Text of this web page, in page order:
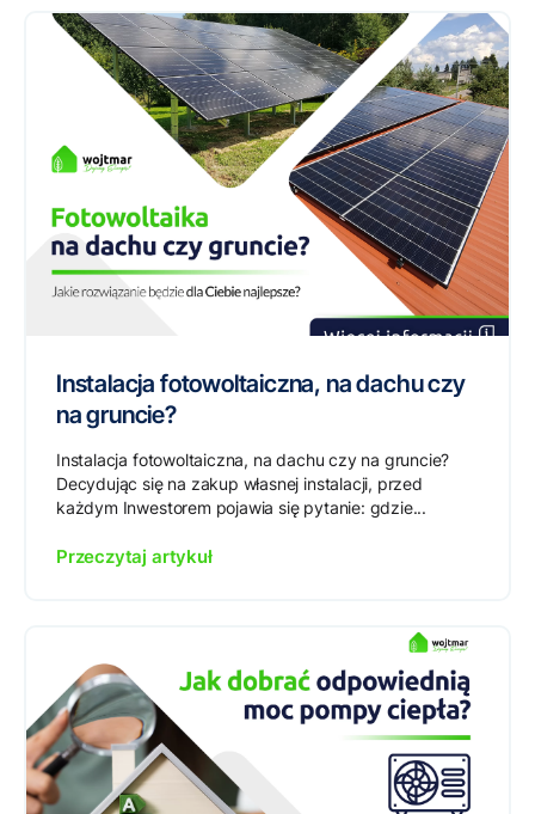
Instalacja fotowoltaiczna, na dachu czy
na gruncie?
Instalacja fotowoltaiczna, na dachu czy na gruncie?
Decydując się na zakup własnej instalacji, przed
każdym Inwestorem pojawia się pytanie: gdzie...
Przeczytaj artykuł